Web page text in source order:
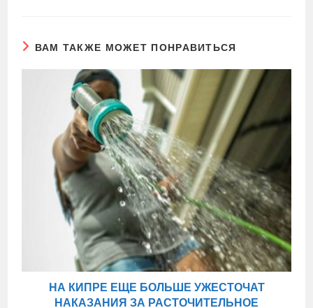
ВАМ ТАКЖЕ МОЖЕТ ПОНРАВИТЬСЯ
НА КИПРЕ ЕЩЕ БОЛЬШЕ УЖЕСТОЧАТ
НАКАЗАНИЯ ЗА РАСТОЧИТЕЛЬНОЕ